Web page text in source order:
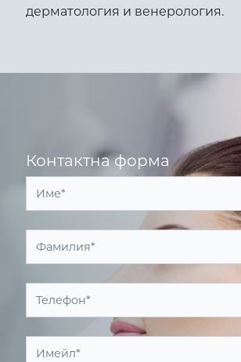
дерматология и венерология.
Контактна форма